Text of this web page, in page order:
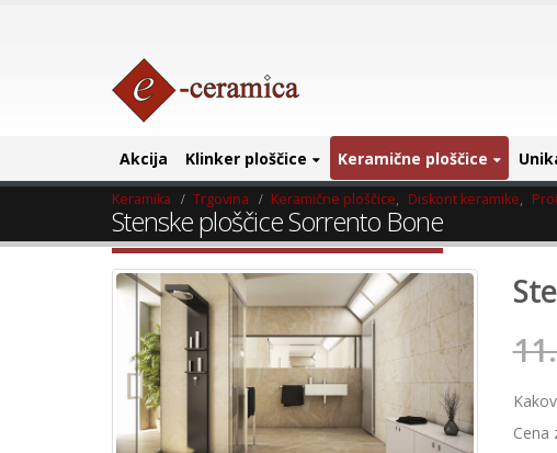
Akcija Klinker ploščice Keramične ploščice
Keramika Trgovina Keramične ploščice, Diskont keramike,
Stenske ploščice Sorrento Bone
Cena